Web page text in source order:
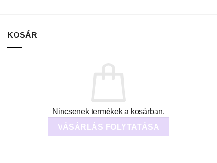
KOSÁR
Nincsenek termékek a kosárban.
VÁSÁRLÁS FOLYTATÁSA